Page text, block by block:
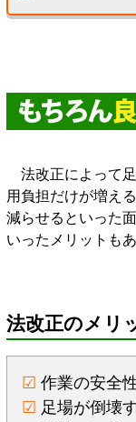
法改正によって
用負担だけが増え
減らせるといった
いったメリットもあ
法改正のメリ
☑ 作業の安全
☑ 足場が倒壊